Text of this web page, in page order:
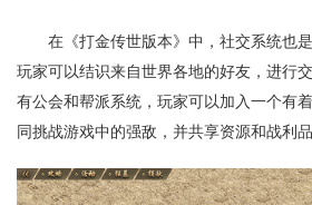
在《打金传世版本》中，社交系统也
玩家可以结识来自世界各地的好友，进行
有公会和帮派系统，玩家可以加入一个有
同挑战游戏中的强敌，并共享资源和战利品